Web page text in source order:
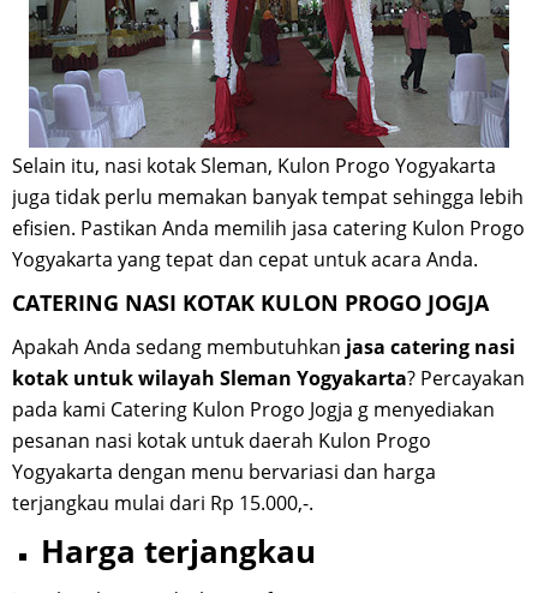
Selain itu, nasi kotak Sleman, Kulon Progo Yogyakarta
juga tidak perlu memakan banyak tempat sehingga lebih
efisien. Pastikan Anda memilih jasa catering Kulon Progo
Yogyakarta yang tepat dan cepat untuk acara Anda.
CATERING NASI KOTAK KULON PROGO JOGJA
Apakah Anda sedang membutuhkan jasa catering nasi
kotak untuk wilayah Sleman Yogyakarta? Percayakan
pada kami Catering Kulon Progo Jogja g menyediakan
pesanan nasi kotak untuk daerah Kulon Progo
Yogyakarta dengan menu bervariasi dan harga
terjangkau mulai dari Rp 15.000,-.
Harga terjangkau